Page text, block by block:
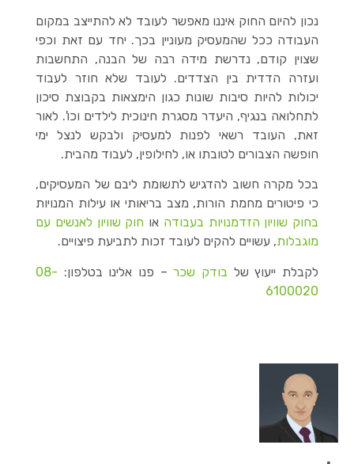
נכון להיום החוק איננו מאפשר לעובד לא להתייצב במקום
העבודה ככל שהמעסיק מעוניין בכך. יחד עם זאת וכפי
שצוין קודם, נדרשת מידה רבה של הבנה, התחשבות
ועזרה הדדית בין הצדדים. לעובד שלא חוזר לעבוד
יכולות להיות סיבות שונות כגון הימצאות בקבוצת סיכון
לתחלואה בנגיף, היעדר מסגרת חינוכית לילדים וכו'. לאור
זאת, העובד רשאי לפנות למעסיק ולבקש לנצל ימי
חופשה הצבורים לטובתו או, לחילופין, לעבוד מהבית.
בכל מקרה חשוב להדגיש לתשומת ליבם של המעסיקים,
כי פיטורים מחמת הורות, מצב בריאותי או עילות המנויות
בחוק שוויון הזדמנויות בעבודה או חוק שוויון לאנשים עם
מוגבלות, עשויים להקים לעובד זכות לתביעת פיצויים.
לקבלת ייעוץ של בודק שכר– פנו אלינו בטלפון: 08-
6100020